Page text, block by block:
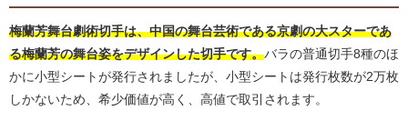
梅蘭芳舞台劇術切手は、中国の舞台芸術である京劇の大スターであ
る梅蘭芳の舞台姿をデザインした切手です。バラの普通切手8種のほ
かに小型シートが発行されましたが、小型シートは発行枚数が2万枚
しかないため、希少価値が高く、高値で取引されます。